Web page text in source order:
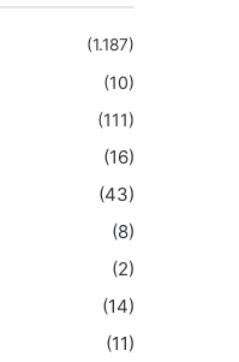
(1.187)
(10)
(111)
(16)
(43)
(8)
(2)
(14)
(11)